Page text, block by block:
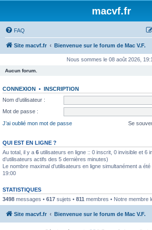
macvf.fr
FAQ
Site macvf.fr Bienvenue sur le forum de Mac V.F.
Nous sommes le 08 août 2026,
Aucun forum.
CONNEXION • INSCRIPTION
Nom d’utilisateur :
Mot de passe :
J’ai oublié mon mot de passe
Se
QUI EST EN LIGNE ?
Au total, il y a 6 utilisateurs en ligne :: 0 inscrit, 0 invisible et 6
d’utilisateurs actifs des 5 dernières minutes)
Le nombre maximal d’utilisateurs en ligne simultanément a été
19:00
STATISTIQUES
3498 messages • 617 sujets • 811 membres • Notre membre
Site macvf.fr Bienvenue sur le forum de Mac V.F.